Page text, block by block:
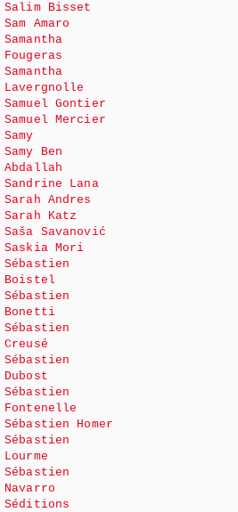
Salim Bisset
Sam Amaro
Samantha
Fougeras
Samantha
Lavergnolle
Samuel Gontier
Samuel Mercier
Samy
Samy Ben
Abdallah
Sandrine Lana
Sarah Andres
Sarah Katz
Saša Savanović
Saskia Mori
Sébastien
Boistel
Sébastien
Bonetti
Sébastien
Creusé
Sébastien
Dubost
Sébastien
Fontenelle
Sébastien Homer
Sébastien
Lourme
Sébastien
Navarro
Séditions